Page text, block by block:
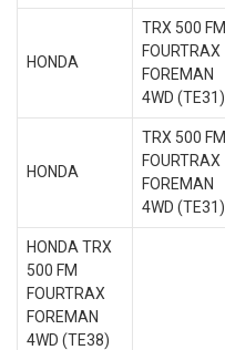
HONDA
TRX 500 FM
FOURTRAX
FOREMAN
4WD (TE31)
HONDA
TRX 500 FM
FOURTRAX
FOREMAN
4WD (TE31)
HONDA TRX
500 FM
FOURTRAX
FOREMAN
4WD (TE38)